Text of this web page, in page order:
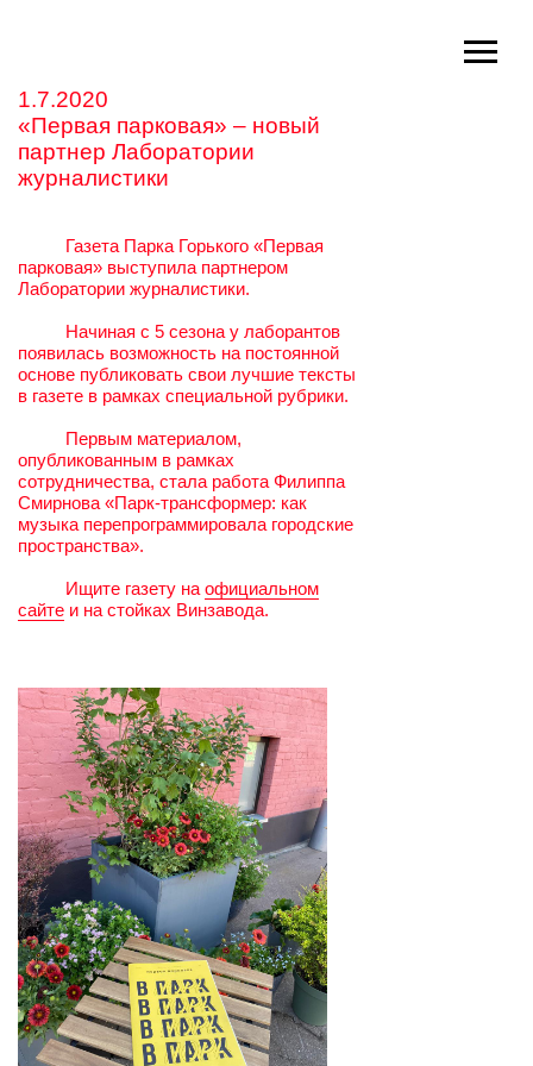
1.7.2020
«Первая парковая» – новый
партнер Лаборатории
журналистики
Газета Парка Горького «Первая
парковая» выступила партнером
Лаборатории журналистики.
Начиная с 5 сезона у лаборантов
появилась возможность на постоянной
основе публиковать свои лучшие тексты
в газете в рамках специальной рубрики.
Первым материалом,
опубликованным в рамках
сотрудничества, стала работа Филиппа
Смирнова «Парк-трансформер: как
музыка перепрограммировала городские
пространства».
Ищите газету на официальном
сайте и на стойках Винзавода.